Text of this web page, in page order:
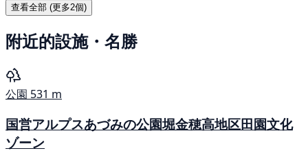
查看全部 (更多2個)
附近的設施・名勝
公園 531 m
国営アルプスあづみの公園堀金穂高地区田園文化
ゾーン